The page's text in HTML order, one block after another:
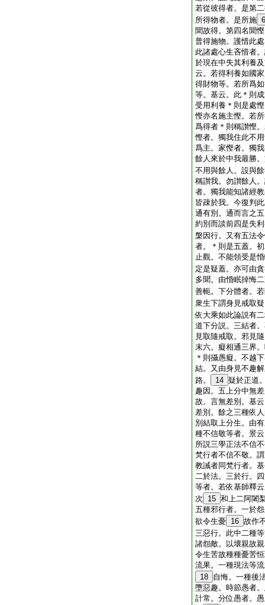
若從彼得者。是第
所得物者。是所施 6
聞故得。第四名聞
普得施物。護惜此
此諸處心生吝惜者
於現在中失其利養
云。若得利養如國
得財物等。若所爲
等。基云。此＊則
受用利養＊則是處
慳亦名施主慳。若
爲得者＊則稱讃慳
慳者。獨我住此不
爲主。家慳者。獨
餘人來於中我最勝
不用與餘人。設與
稱讃我。勿讃餘人
者。獨我能知諸經
皆疎於我。今復判
通有別。通而言之
約別而談前四是失
槃因行。又有五法
者。＊則是五蓋。
止觀。不能領受是
定是疑蓋。亦可由
多聞。由惛眠掉悔
善軛。下分體者。
衆生下謂身見戒取
依大乘如此論説有
道下分説。三結者
見取隨戒取。邪見
末六。癡相通三界
＊則攝愚癡。不越
結。又由身見不趣
路。
14 疑於正道
趣因。五上分中無
故。言無差別。基
差別。餘之三種依
別結取上分生。由
種不信敬等者。景
所説三學正法不信
梵行者不信不敬。
教誡者同梵行者。
二於法。三於行。
等者。若依基師釋
次
15 和上二阿闍
五種邪行者。一於
欲令生憂 16 故作
三惡行。此中二種
諸怨敵。以壞親故
令生苦故種種憂苦
流果。一種現法等
18 自悔。一種後
墮惡趣。時節愚者
計常。分位愚者。